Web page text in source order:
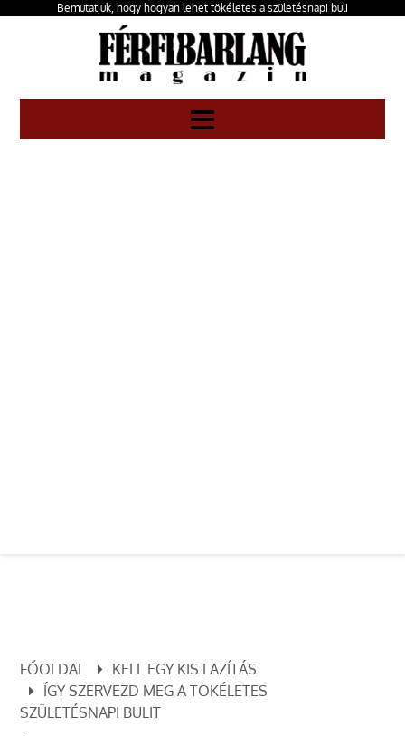
Bemutatjuk, hogy hogyan lehet tökéletes a születésnapi buli
FŐOLDAL
KELL EGY KIS LAZÍTÁS
ÍGY SZERVEZD MEG A TÖKÉLETES
SZÜLETÉSNAPI BULIT